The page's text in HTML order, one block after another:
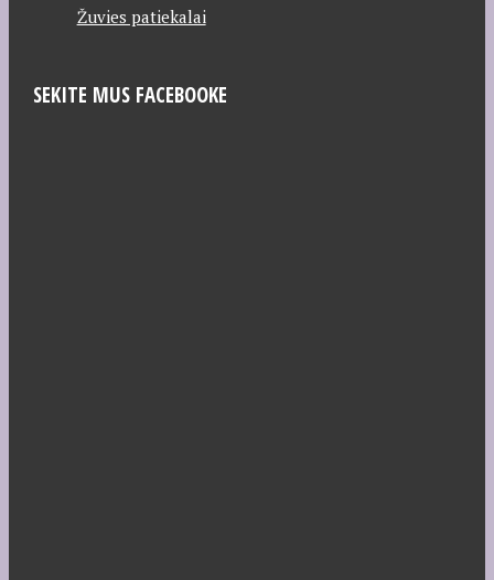
Žuvies patiekalai
SEKITE MUS FACEBOOKE